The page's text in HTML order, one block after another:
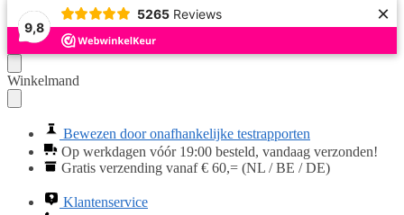
9,8
5265 Reviews ×
Verder
naar
navigatie
Ga
naar
de
Winkelmand
Bewezen door onafhankelijke testrapporten
Op werkdagen vóór 19:00 besteld, vandaag verzonden!
Gratis verzending vanaf € 60,= (NL / BE / DE)
Klantenservice